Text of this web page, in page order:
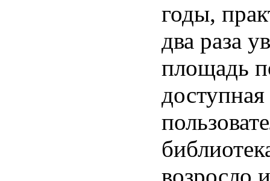
годы,
два раза
площадь